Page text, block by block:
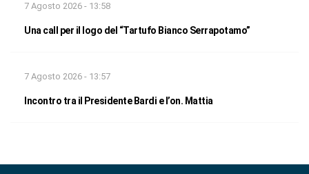
7 Agosto 2026 - 13:58
Una call per il logo del “Tartufo Bianco Serrapotamo”
7 Agosto 2026 - 13:57
Incontro tra il Presidente Bardi e l’on. Mattia